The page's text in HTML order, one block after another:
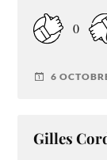
0
6
Gilles